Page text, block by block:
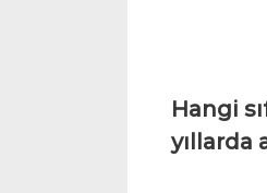
Hangi
yıllarda